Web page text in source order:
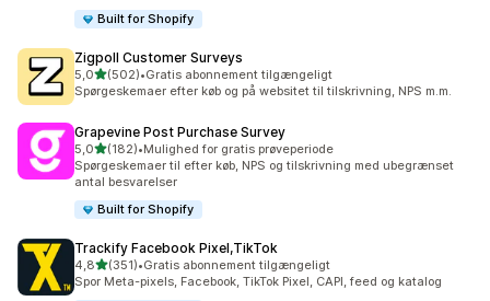
Built for Shopify
Zigpoll Customer Surveys
5,0ud af 5 stjerner
(502)
502 anmeldelser i alt
•Gratis abonnement tilgængeligt
Spørgeskemaer efter køb og på websitet til tilskrivning, NPS m.m.
Grapevine Post Purchase Survey
5,0ud af 5 stjerner
(182)
182 anmeldelser i alt
•Mulighed for gratis prøveperiode
Spørgeskemaer til efter køb, NPS og tilskrivning med ubegrænset
antal besvarelser
Built for Shopify
Trackify Facebook Pixel,TikTok
4,8ud af 5 stjerner
(351)
351 anmeldelser i alt
•Gratis abonnement tilgængeligt
Spor Meta-pixels, Facebook, TikTok Pixel, CAPI, feed og katalog